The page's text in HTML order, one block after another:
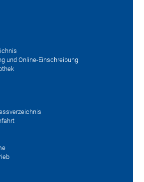
und Online-Einschreibung